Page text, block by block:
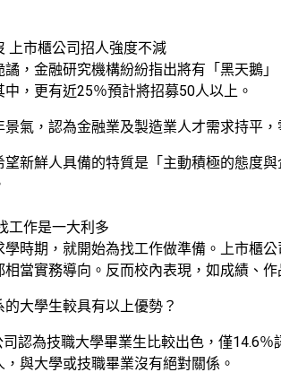
上市櫃公司招人強度不減
譎，金融研究機構紛紛指出將有「黑天鵝
，更有近25％預計將招募50人以上。
景氣，認為金融業及製造業人才需求持平
望新鮮人具備的特質是「主動積極的態度
工作是一大利多
學時期，就開始為找工作做準備。上市櫃
當實務導向。反而校內表現，如成績、
大學生較具有以上優勢？
認為技職大學畢業生比較出色，僅14.6
與大學或技職畢業沒有絕對關係。